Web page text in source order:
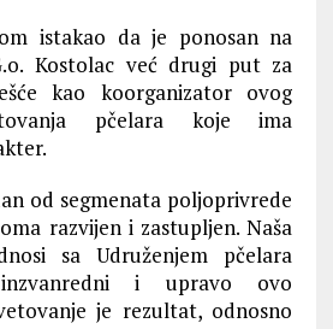
istakao da je ponosan na
Kostolac već drugi put za
kao koorganizator ovog
pčelara koje ima
od segmenata poljoprivrede
razvijen i zastupljen. Naša
sa Udruženjem pčelara
i upravo ovo
je rezultat, odnosno